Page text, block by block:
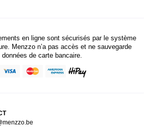
en ligne sont sécurisés par le système
Menzzo n’a pas accès et ne sauvegarde
de carte bancaire.